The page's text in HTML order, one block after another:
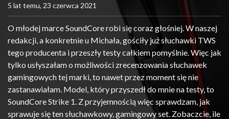
5 lat temu, 23 czerwca 2021
O młodej marce SoundCore robi się coraz głośniej. W naszej
redakcji, a konkretnie u Michała, gościły już słuchawki TWS
tego producenta i przeszły testy całkiem pomyślnie. Więc jak
tylko usłyszałam o możliwości zrecenzowania słuchawek
gamingowych tej marki, to nawet przez moment się nie
zastanawiałam. Model, który przyszedł do mnie na testy, to
SoundCore Strike 1. Z przyjemnością więc sprawdzam, jak
sprawuje się ten słuchawkowy, gamingowy set. Zobaczcie, ile